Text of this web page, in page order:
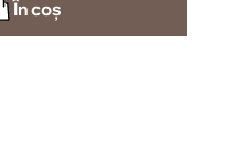
În coș